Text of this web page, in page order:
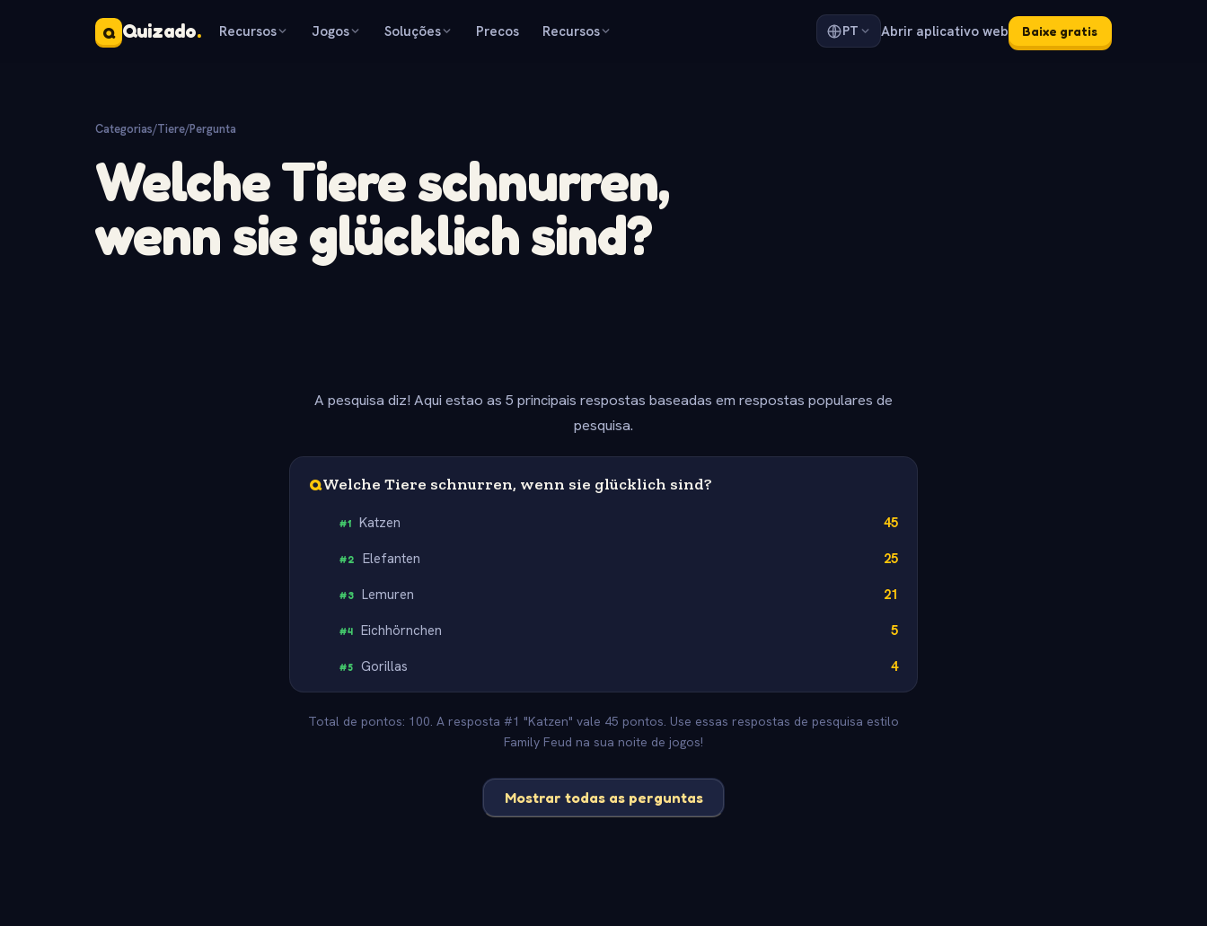
Q Quizado. Recursos Jogos Soluções Precos Recursos PT Abrir aplicativo web Baixe gratis
Categorias/Tiere/Pergunta
Welche Tiere schnurren,
wenn sie glücklich sind?
A pesquisa diz! Aqui estao as 5 principais respostas baseadas em respostas populares de
pesquisa.
QWelche Tiere schnurren, wenn sie glücklich sind?
#1 Katzen 45
#2 Elefanten 25
#3 Lemuren 21
#4 Eichhörnchen 5
#5 Gorillas 4
Total de pontos: 100. A resposta #1 "Katzen" vale 45 pontos. Use essas respostas de pesquisa estilo
Family Feud na sua noite de jogos!
Mostrar todas as perguntas